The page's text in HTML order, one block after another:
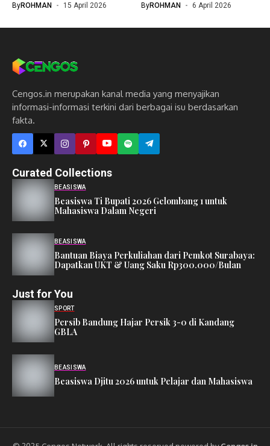
ByROHMAN 15 April 2026 ByROHMAN 6 April 2026
Cengos.in merupakan kanal media yang menyajikan
informasi-informasi terkini dari berbagai isu berdasarkan
fakta.
Curated Collections
BEASISWA
Beasiswa Ti Bupati 2026 Gelombang 1 untuk
Mahasiswa Dalam Negeri
BEASISWA
Bantuan Biaya Perkuliahan dari Pemkot Surabaya:
Dapatkan UKT & Uang Saku Rp300.000/Bulan
Just for You
SPORT
Persib Bandung Hajar Persik 3-0 di Kandang
GBLA
BEASISWA
Beasiswa Djitu 2026 untuk Pelajar dan Mahasiswa